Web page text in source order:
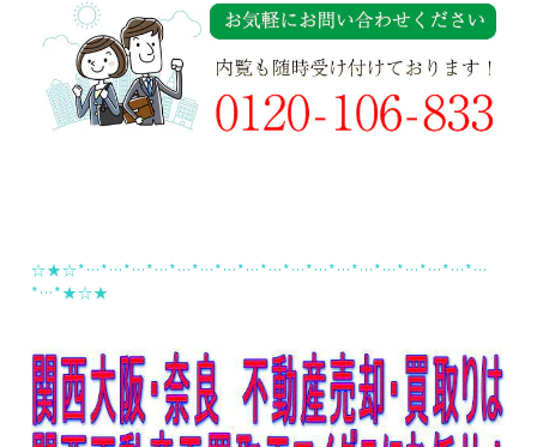
☆★☆*…*…*…*…*…*…*…*…*…*…*…*…*…*…*…*…*…*…
*…*★☆★